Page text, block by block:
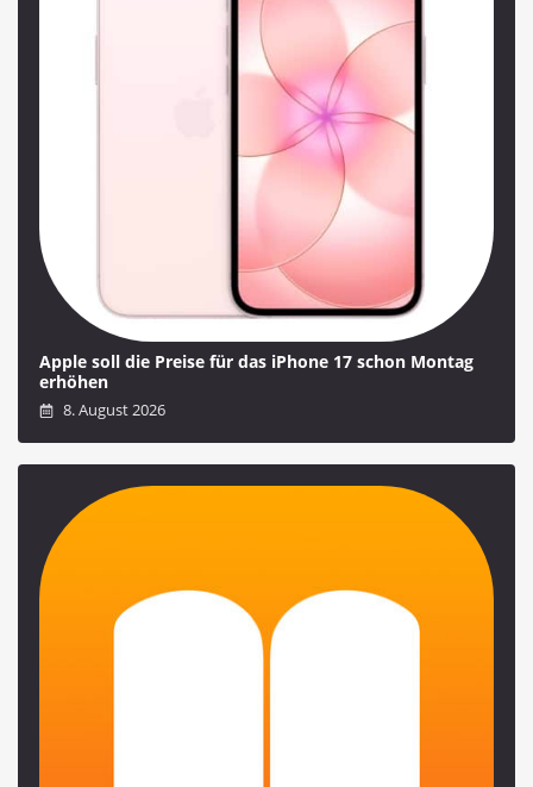
Apple soll die Preise für das iPhone 17 schon Montag
erhöhen
8. August 2026